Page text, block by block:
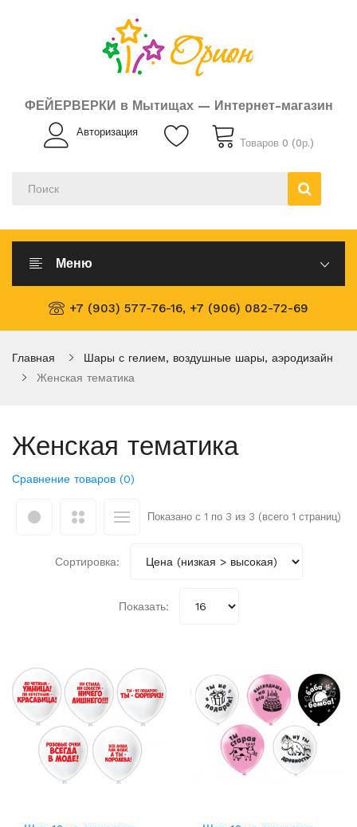
ФЕЙЕРВЕРКИ в Мытищах — Интернет-магазин
Авторизация
Товаров 0 (0р.)
Меню
+7 (903) 577-76-16, +7 (906) 082-72-69
Главная
Шары с гелием, воздушные шары, аэродизайн
Женская тематика
Женская тематика
Сравнение товаров (0)
Показано с 1 по 3 из 3 (всего 1 страниц)
Сортировка:
Показать: